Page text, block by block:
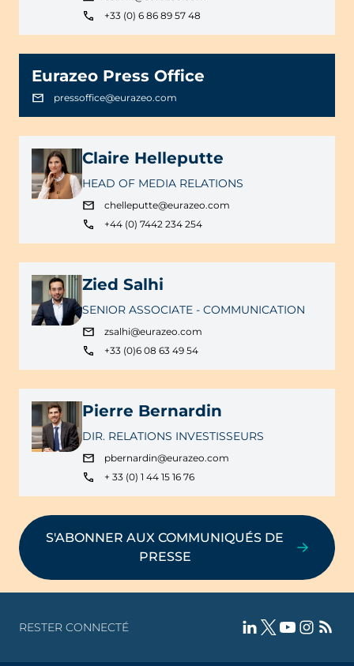
+33 (0) 6 86 89 57 48
Eurazeo Press Office
pressoffice@eurazeo.com
Claire Helleputte
HEAD OF MEDIA RELATIONS
chelleputte@eurazeo.com
+44 (0) 7442 234 254
Zied Salhi
SENIOR ASSOCIATE - COMMUNICATION
zsalhi@eurazeo.com
+33 (0)6 08 63 49 54
Pierre Bernardin
DIR. RELATIONS INVESTISSEURS
pbernardin@eurazeo.com
+ 33 (0) 1 44 15 16 76
S'ABONNER AUX COMMUNIQUÉS DE
PRESSE
RESTER CONNECTÉ